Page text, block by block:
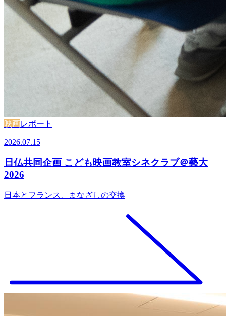
映画レポート
2026.07.15
日仏共同企画 こども映画教室シネクラブ＠藝大
2026
日本とフランス、まなざしの交換